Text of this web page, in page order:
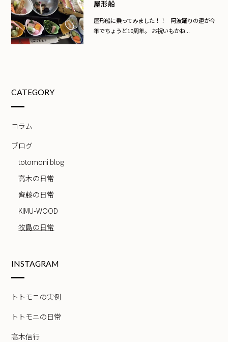
屋形船
屋形船に乗ってみました！！ 阿波踊りの連が今
年でちょうど10周年。 お祝いもかね...
CATEGORY
コラム
ブログ
totomoni blog
高木の日常
齊藤の日常
KIMU-WOOD
牧島の日常
INSTAGRAM
トトモニの実例
トトモニの日常
高木信行